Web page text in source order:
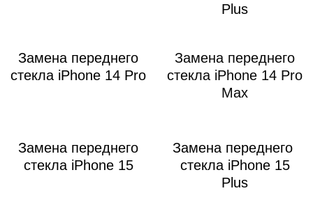
Plus
Замена переднего
стекла iPhone 14 Pro
Замена переднего
стекла iPhone 14 Pro
Max
Замена переднего
стекла iPhone 15
Замена переднего
стекла iPhone 15
Plus